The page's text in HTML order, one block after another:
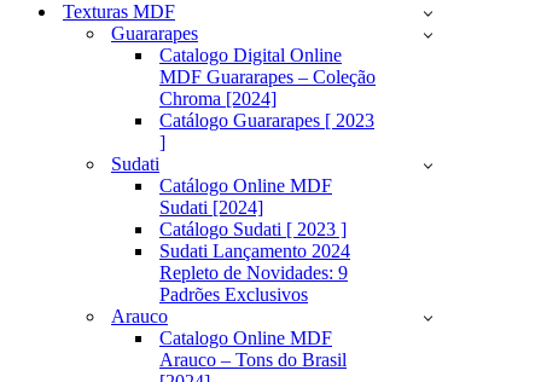
Texturas MDF
Guararapes
Catalogo Digital Online
MDF Guararapes – Coleção
Chroma [2024]
Catálogo Guararapes [ 2023
]
Sudati
Catálogo Online MDF
Sudati [2024]
Catálogo Sudati [ 2023 ]
Sudati Lançamento 2024
Repleto de Novidades: 9
Padrões Exclusivos
Arauco
Catalogo Online MDF
Arauco – Tons do Brasil